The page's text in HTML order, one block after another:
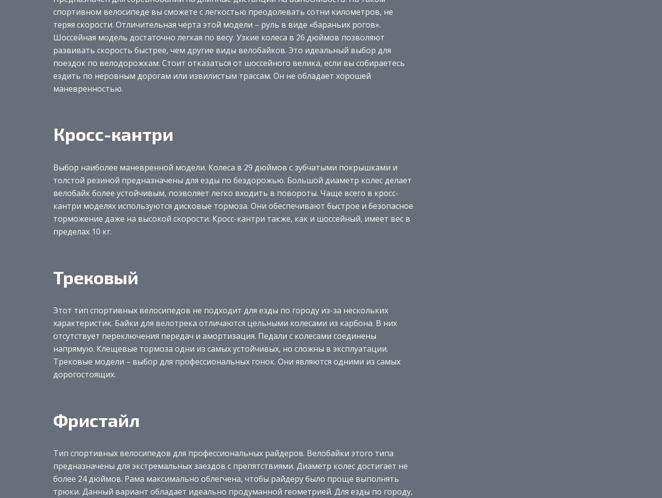
спортивном велосипеде вы сможете с легкостью преодолевать сотни километров, не
теряя скорости. Отличительная черта этой модели – руль в виде «бараньих рогов».
Шоссейная модель достаточно легкая по весу. Узкие колеса в 26 дюймов позволяют
развивать скорость быстрее, чем другие виды велобайков. Это идеальный выбор для
поездок по велодорожкам. Стоит отказаться от шоссейного велика, если вы собираетесь
ездить по неровным дорогам или извилистым трассам. Он не обладает хорошей
маневренностью.
Кросс-кантри
Выбор наиболее маневренной модели. Колеса в 29 дюймов с зубчатыми покрышками и
толстой резиной предназначены для езды по бездорожью. Большой диаметр колес делает
велобайк более устойчивым, позволяет легко входить в повороты. Чаще всего в кросс-
кантри моделях используются дисковые тормоза. Они обеспечивают быстрое и безопасное
торможение даже на высокой скорости. Кросс-кантри также, как и шоссейный, имеет вес в
пределах 10 кг.
Трековый
Этот тип спортивных велосипедов не подходит для езды по городу из-за нескольких
характеристик. Байки для велотрека отличаются цельными колесами из карбона. В них
отсутствует переключения передач и амортизация. Педали с колесами соединены
напрямую. Клещевые тормоза одни из самых устойчивых, но сложны в эксплуатации.
Трековые модели – выбор для профессиональных гонок. Они являются одними из самых
дорогостоящих.
Фристайл
Тип спортивных велосипедов для профессиональных райдеров. Велобайки этого типа
предназначены для экстремальных заездов с препятствиями. Диаметр колес достигает не
более 24 дюймов. Рама максимально облегчена, чтобы райдеру было проще выполнять
трюки. Данный вариант обладает идеально продуманной геометрией. Для езды по городу,